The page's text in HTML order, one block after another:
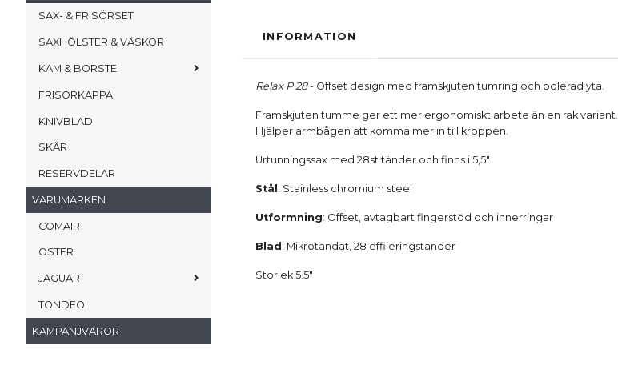
SAX- & FRISÖRSET
SAXHÖLSTER & VÄSKOR
KAM & BORSTE
FRISÖRKAPPA
KNIVBLAD
SKÄR
RESERVDELAR
VARUMÄRKEN
COMAIR
OSTER
JAGUAR
TONDEO
KAMPANJVAROR
INFORMATION
Relax P 28- Offset design med framskjuten tumring och polerad yta.
Framskjuten tumme ger ett mer ergonomiskt arbete än en rak variant.
Hjälper armbågen att komma mer in till kroppen.
Urtunningssax med 28st tänder och finns i 5,5"
Stål : Stainless chromium steel
Utformning: Offset, avtagbart fingerstöd och innerringar
Blad : Mikrotandat, 28 effileringständer
Storlek 5.5"